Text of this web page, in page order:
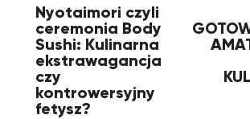
Nyotaimori czyli
ceremonia Body
Sushi: Kulinarna
ekstrawagancja
czy
kontrowersyjny
fetysz?